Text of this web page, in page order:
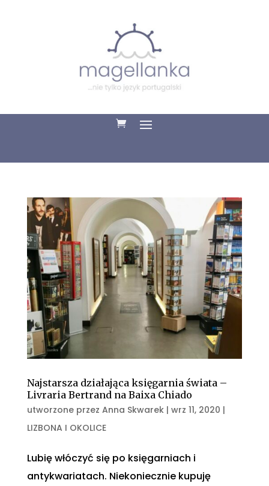
Najstarsza działająca księgarnia świata –
Livraria Bertrand na Baixa Chiado
utworzone przez Anna Skwarek| wrz 11, 2020 |
LIZBONA I OKOLICE
Lubię włóczyć się po księgarniach i
antykwariatach. Niekoniecznie kupuję